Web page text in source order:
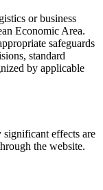
or business
Economic Area.
safeguards
standard
by applicable
effects are
the website.